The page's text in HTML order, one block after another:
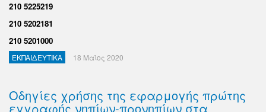
210 5225219
210 5202181
210 5201000
ΕΚΠΑΙΔΕΥΤΙΚΑ 18 Μαϊος 2020
Οδηγίες χρήσης της εφαρμογής πρώτης
εγγραφής νηπίων-προνηπίων στα